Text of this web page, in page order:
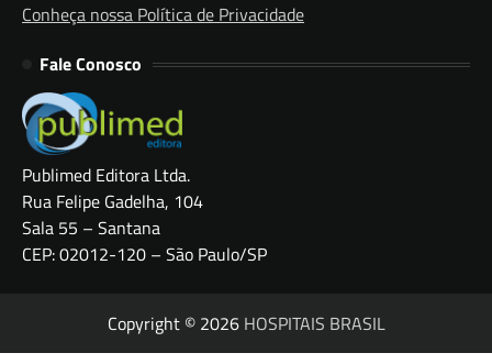
Conheça nossa Política de Privacidade
Fale Conosco
Publimed Editora Ltda.
Rua Felipe Gadelha, 104
Sala 55 – Santana
CEP: 02012-120 – São Paulo/SP
Copyright © 2026 HOSPITAIS BRASIL